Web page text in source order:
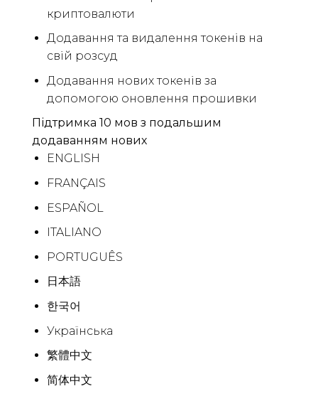
криптовалюти
Додавання та видалення токенів на
свій розсуд
Додавання нових токенів за
допомогою оновлення прошивки
Підтримка 10 мов з подальшим
додаванням нових
ENGLISH
FRANÇAIS
ESPAÑOL
ITALIANO
PORTUGUÊS
日本語
한국어
Українська
繁體中文
简体中文